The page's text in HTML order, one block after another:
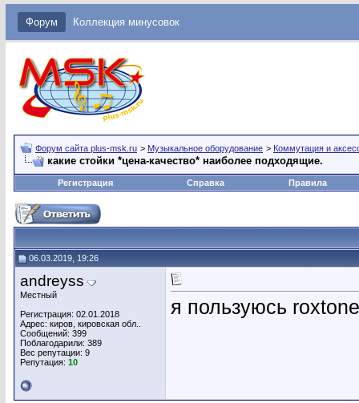
Форум Коллекция минусовок
Форум сайта plus-msk.ru > Музыкальное оборудование > Коммутация и
какие стойки *цена-качество* наиболее подходящие.
Регистрация Справка Правила
06.03.2019, 19:26
andreyss
Местный
Регистрация: 02.01.2018
Адрес: киров, кировская обл..
Сообщений: 399
Поблагодарили: 389
Вес репутации: 9
Репутация: 10
я пользуюсь